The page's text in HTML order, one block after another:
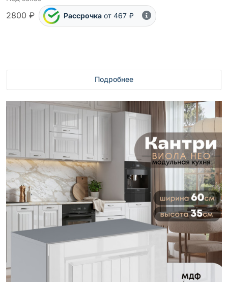
2800 ₽ Рассрочка от 467 ₽
Подробнее